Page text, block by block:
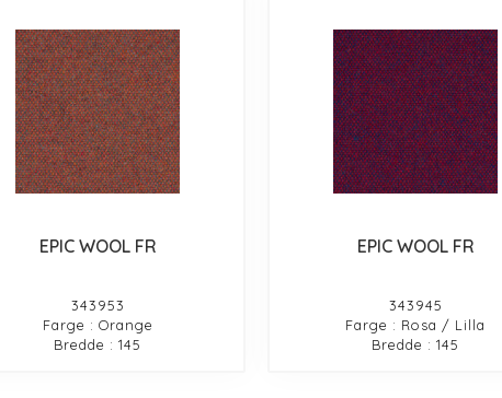
EPIC WOOL FR
343953
Farge : Orange
Bredde : 145
EPIC WOOL FR
343945
Farge : Rosa / Lilla
Bredde : 145